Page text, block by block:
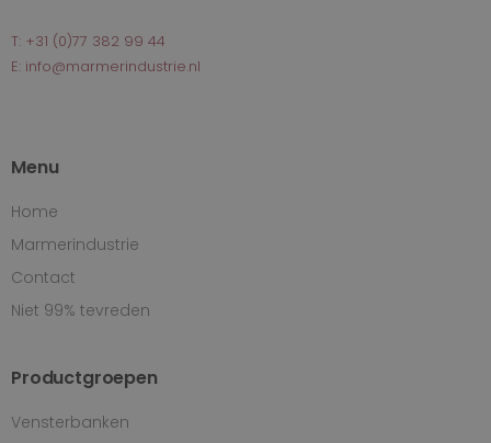
T: +31 (0)77 382 99 44
E: info@marmerindustrie.nl
Menu
Home
Marmerindustrie
Contact
Niet 99% tevreden
Productgroepen
Vensterbanken